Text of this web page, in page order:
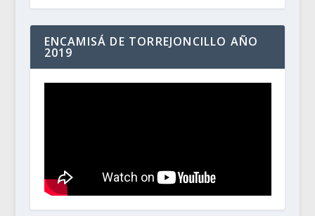
ENCAMISÁ DE TORREJONCILLO AÑO
2019